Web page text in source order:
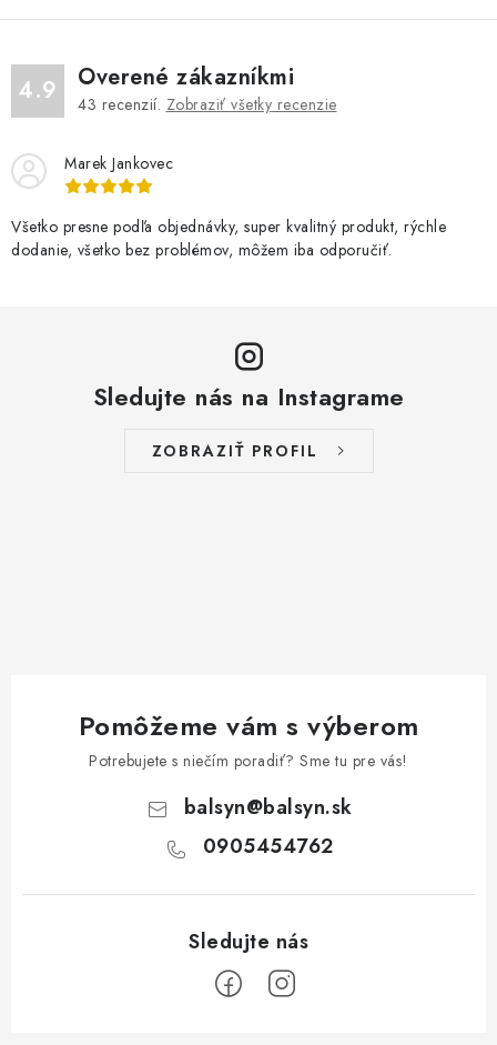
4.9 Overené zákazníkmi
43 recenzií. Zobraziť všetky recenzie
Marek Jankovec
Všetko presne podľa objednávky, super kvalitný produkt, rýchle
dodanie, všetko bez problémov, môžem iba odporučiť.
Sledujte nás na Instagrame
ZOBRAZIŤ PROFIL
Pomôžeme vám s výberom
Potrebujete s niečím poradiť? Sme tu pre vás!
balsyn@balsyn.sk
0905454762